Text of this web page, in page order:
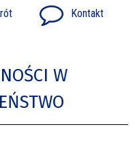
Kontakt
W